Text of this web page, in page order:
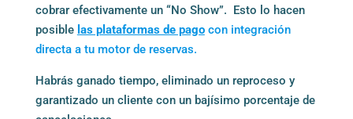
cobrar efectivamente un “No Show”. Esto lo hacen
posible las plataformas de pagocon integración
directa a tu motor de reservas.
Habrás ganado tiempo, eliminado un reproceso y
garantizado un cliente con un bajísimo porcentaje de